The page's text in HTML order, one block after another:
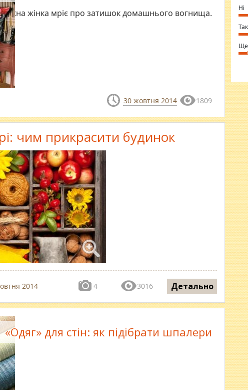
Кожна жінка мріє про затишок домашнього вогнища.
30 жовтня 2014 1809
чим прикрасити будинок
2014 4 3016 Детально
«Одяг» для стін: як підібрати шпалери
⇒
Ні
Так
Ще